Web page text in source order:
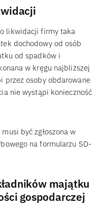
likwidacji firmy taka
dochodowy od osób
od spadków i
w kręgu najbliższej
przez osoby obdarowane
nie wystąpi konieczność
musi być zgłoszona w
na formularzu SD-
majątku
gospodarczej